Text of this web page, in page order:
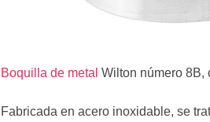
Boquilla de metal Wilton número 8B,
Fabricada en acero inoxidable, se